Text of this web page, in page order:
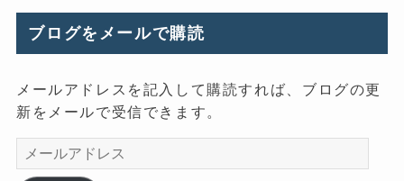
ブログをメールで購読
メールアドレスを記入して購読すれば、ブログの更
新をメールで受信できます。
メ
ー